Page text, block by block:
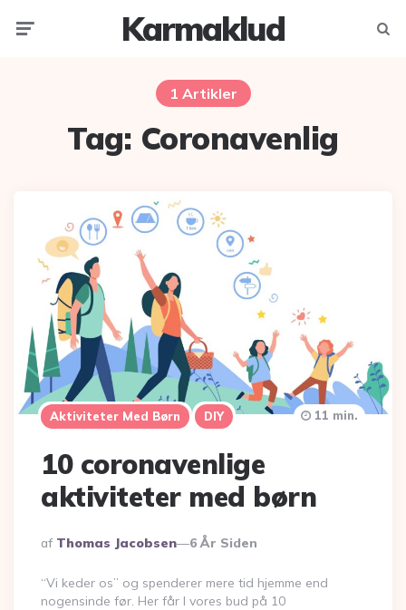
Karmaklud Søg
1 Artikler
Tag: Coronavenlig
Aktiviteter Med Børn DIY
10 coronavenlige
aktiviteter med børn
Udgivet
Af Thomas Jacobsen 6 År Siden
11 min.
“Vi keder os” og spenderer mere tid hjemme end
nogensinde før. Her får I vores bud på 10